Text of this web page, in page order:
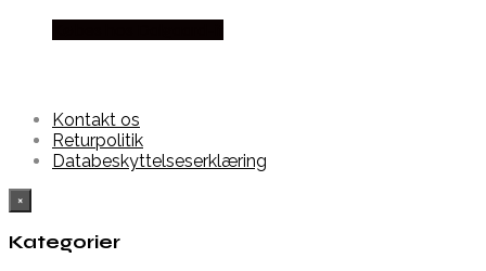
Kontakt os
Returpolitik
Databeskyttelseserklæring
×
Kategorier